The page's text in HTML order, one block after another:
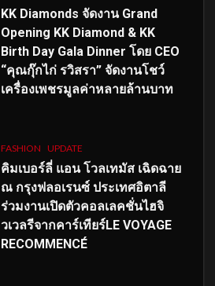
KK Diamonds จัดงาน Grand
Opening KK Diamond & KK
Birth Day Gala Dinner โดย CEO
“คุณกุ๊กไก่ รวิสรา” จัดงานโชว์
เครื่องเพชรมูลค่าหลายล้านบาท
FASHION UPDATE
คิมเบอร์ลี่ แอน โวลเทมัส เฉิดฉาย
ณ กรุงฟลอเรนซ์ ประเทศอิตาลี
ร่วมงานเปิดตัวคอลเลคชั่นไฮจิ
วเวลรีจากคาร์เทียร์LE VOYAGE
RECOMMENCÉ